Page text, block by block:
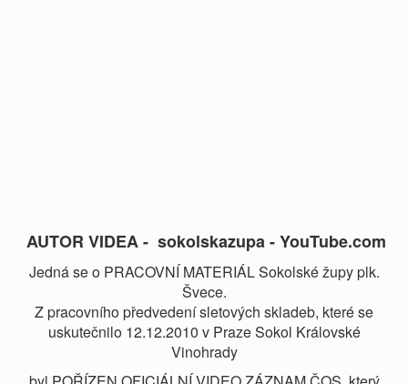
AUTOR VIDEA - sokolskazupa - YouTube.com
Jedná se o PRACOVNÍ MATERIÁL Sokolské župy plk.
Švece.
Z pracovního předvedení sletových skladeb, které se
uskutečnilo 12.12.2010 v Praze Sokol Královské
Vinohrady